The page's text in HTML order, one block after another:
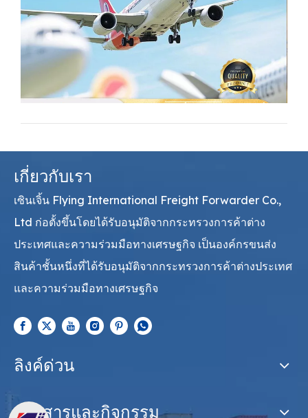
เกี่ยวกับเรา
เซินเจิ้น Flying International Freight Forwarder Co.,
Ltd ก่อตั้งขึ้นโดยได้รับอนุมัติจากกระทรวงการค้าต่าง
ประเทศและความร่วมมือทางเศรษฐกิจ เป็นองค์กรขนส่ง
สินค้าชั้นหนึ่งที่ได้รับอนุมัติจากกระทรวงการค้าต่างประเทศ
และความร่วมมือทางเศรษฐกิจ
ลิงค์ด่วน